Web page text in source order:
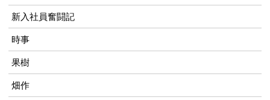
新入社員奮闘記
時事
果樹
畑作